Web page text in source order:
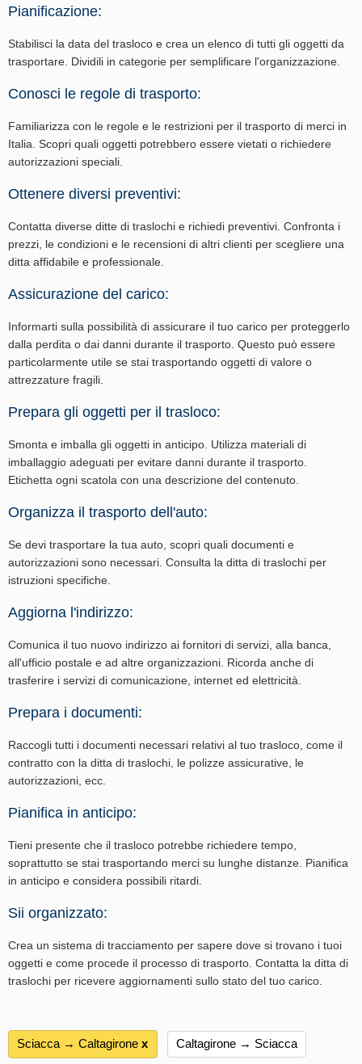
Pianificazione:
Stabilisci la data del trasloco e crea un elenco di tutti gli oggetti da
trasportare. Dividili in categorie per semplificare l'organizzazione.
Conosci le regole di trasporto:
Familiarizza con le regole e le restrizioni per il trasporto di merci in
Italia. Scopri quali oggetti potrebbero essere vietati o richiedere
autorizzazioni speciali.
Ottenere diversi preventivi:
Contatta diverse ditte di traslochi e richiedi preventivi. Confronta i
prezzi, le condizioni e le recensioni di altri clienti per scegliere una
ditta affidabile e professionale.
Assicurazione del carico:
Informarti sulla possibilità di assicurare il tuo carico per proteggerlo
dalla perdita o dai danni durante il trasporto. Questo può essere
particolarmente utile se stai trasportando oggetti di valore o
attrezzature fragili.
Prepara gli oggetti per il trasloco:
Smonta e imballa gli oggetti in anticipo. Utilizza materiali di
imballaggio adeguati per evitare danni durante il trasporto.
Etichetta ogni scatola con una descrizione del contenuto.
Organizza il trasporto dell'auto:
Se devi trasportare la tua auto, scopri quali documenti e
autorizzazioni sono necessari. Consulta la ditta di traslochi per
istruzioni specifiche.
Aggiorna l'indirizzo:
Comunica il tuo nuovo indirizzo ai fornitori di servizi, alla banca,
all'ufficio postale e ad altre organizzazioni. Ricorda anche di
trasferire i servizi di comunicazione, internet ed elettricità.
Prepara i documenti:
Raccogli tutti i documenti necessari relativi al tuo trasloco, come il
contratto con la ditta di traslochi, le polizze assicurative, le
autorizzazioni, ecc.
Pianifica in anticipo:
Tieni presente che il trasloco potrebbe richiedere tempo,
soprattutto se stai trasportando merci su lunghe distanze. Pianifica
in anticipo e considera possibili ritardi.
Sii organizzato:
Crea un sistema di tracciamento per sapere dove si trovano i tuoi
oggetti e come procede il processo di trasporto. Contatta la ditta di
traslochi per ricevere aggiornamenti sullo stato del tuo carico.
Sciacca → Caltagirone х Caltagirone → Sciacca